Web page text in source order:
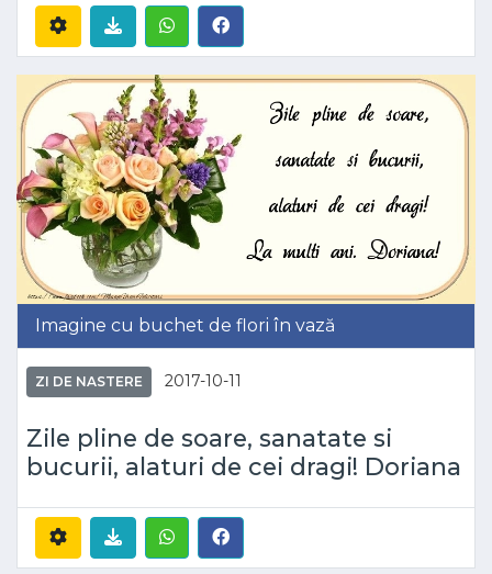
Imagine cu buchet de flori în vază
ZI DE NASTERE 2017-10-11
Zile pline de soare, sanatate si
bucurii, alaturi de cei dragi! Doriana